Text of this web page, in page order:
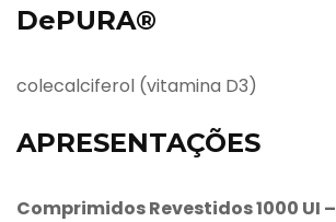
DePURA®
colecalciferol (vitamina D3)
APRESENTAÇÕES
Comprimidos Revestidos 1000 UI –